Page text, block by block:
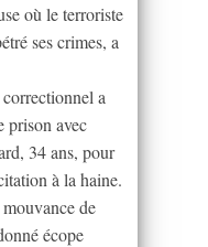
où le terroriste
ses crimes, a
a
prison avec
34 ans, pour
à la haine.
de
écope